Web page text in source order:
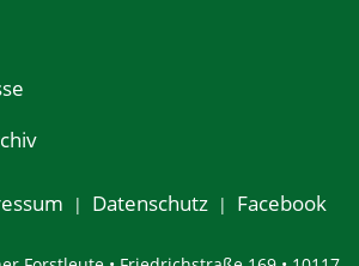
Datenschutz Facebook